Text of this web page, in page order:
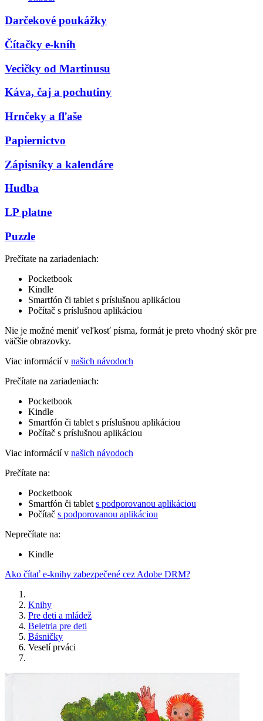
Darčekové poukážky
Čítačky e-kníh
Vecičky od Martinusu
Káva, čaj a pochutiny
Hrnčeky a fľaše
Papiernictvo
Zápisníky a kalendáre
Hudba
LP platne
Puzzle
Prečítate na zariadeniach:
Pocketbook
Kindle
Smartfón či tablet s príslušnou aplikáciou
Počítač s príslušnou aplikáciou
Nie je možné meniť veľkosť písma, formát je preto vhodný skôr pre
väčšie obrazovky.
Viac informácií v našich návodoch
Prečítate na zariadeniach:
Pocketbook
Kindle
Smartfón či tablet s príslušnou aplikáciou
Počítač s príslušnou aplikáciou
Viac informácií v našich návodoch
Prečítate na:
Pocketbook
Smartfón či tablet s podporovanou aplikáciou
Počítač s podporovanou aplikáciou
Neprečítate na:
Kindle
Ako čítať e-knihy zabezpečené cez Adobe DRM?
Knihy
Pre deti a mládež
Beletria pre deti
Básničky
Veselí prváci